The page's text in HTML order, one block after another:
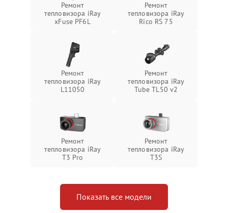
Ремонт
тепловизора iRay
xFuse PF6L
Ремонт
тепловизора iRay
Rico RS 75
Ремонт
тепловизора iRay
L11050
Ремонт
тепловизора iRay
Tube TL50 v2
Ремонт
тепловизора iRay
T3 Pro
Ремонт
тепловизора iRay
T3S
Показать все модели